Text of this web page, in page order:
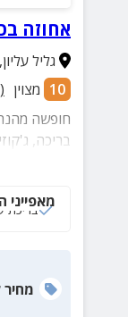
אחוזה
גליל עליון,
10 מצוין (
חופשה
בריכה,
בריכת
מחיר